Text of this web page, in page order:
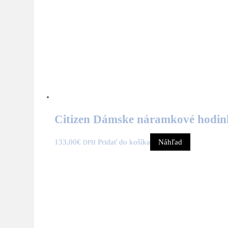
Citizen Dámske náramkové
133,00€ DPH Pridať do košíka Náhľad